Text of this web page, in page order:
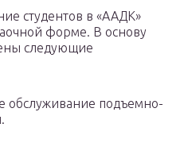
студентов в «ААДК»
форме. В основу
следующие
обслуживание подъемно-